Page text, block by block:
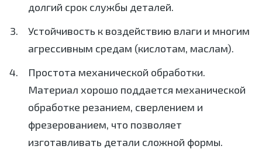
долгий срок службы деталей.
Устойчивость к воздействию влаги и многим
агрессивным средам (кислотам, маслам).
Простота механической обработки.
Материал хорошо поддается механической
обработке резанием, сверлением и
фрезерованием, что позволяет
изготавливать детали сложной формы.